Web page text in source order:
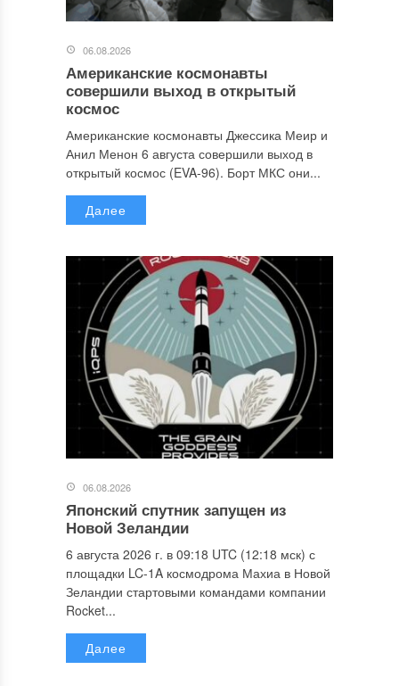
06.08.2026
Американские космонавты
совершили выход в открытый
космос
Американские космонавты Джессика Меир и
Анил Менон 6 августа совершили выход в
открытый космос (EVA-96). Борт МКС они...
Далее
06.08.2026
Японский спутник запущен из
Новой Зеландии
6 августа 2026 г. в 09:18 UTC (12:18 мск) с
площадки LC-1A космодрома Махиа в Новой
Зеландии стартовыми командами компании
Rocket...
Далее